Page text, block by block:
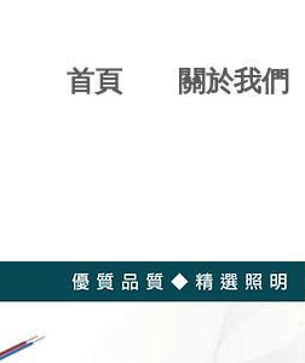
首頁 關於我們